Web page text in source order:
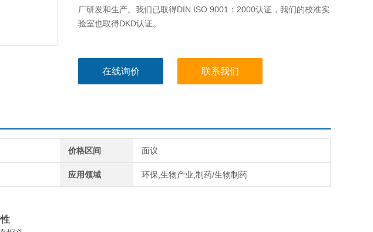
厂研发和生产。我们已取得DIN ISO 9001：2000认证，我们的校准实
验室也取得DKD认证。
在线询价 联系我们
价格区间 面议
应用领域 环保,生物产业,制药/生物制药